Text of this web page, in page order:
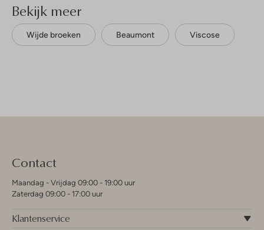
Bekijk meer
Wijde broeken Beaumont Viscose
Contact
Maandag - Vrijdag 09:00 - 19:00 uur
Zaterdag 09:00 - 17:00 uur
Klantenservice